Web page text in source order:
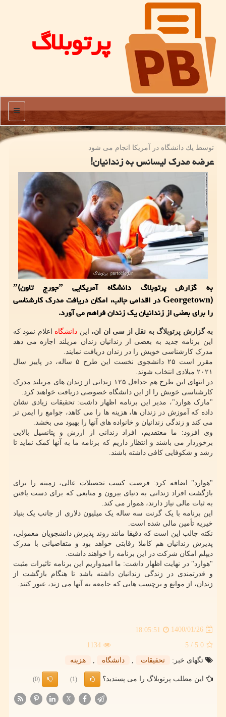
پرتوبلاگ
منو
توسط یك دانشگاه در آمریكا انجام می شود
عرضه مدرك لیسانس به زندانیان!
به گزارش پرتوبلاگ دانشگاه آمریکایی ˮجورج تاونˮ(
Georgetown) در اقدامی جالب، امکان دریافت مدرک کارشناسی
را برای بعضی از زندانیان یک زندان فراهم می آورد.
به گزارش پرتوبلاگ به نقل از سی ان ان، این دانشگاه اعلام نمود که
این برنامه جدید به بعضی از زندانیان زندان مریلند اجازه می دهد
مدرک کارشناسی خویش را در زندان دریافت نمایند.
مقرر است ۲۵ دانشجوی نخست این طرح ۵ ساله، در پاییز سال
۲۰۲۱ میلادی انتخاب شوند.
در انتهای این طرح هم حداقل ۱۲۵ زندانی از زندان های مریلند مدرک
کارشناسی خویش را از این دانشگاه خصوصی دریافت خواهند کرد.
"مارک هوارد"، مدیر این برنامه اظهار داشت: تحقیقات زیادی نشان
داده که آموزش در زندان ها، هزینه ها را می کاهد، جوامع را ایمن تر
می کند و زندگی زندانیان و خانواده های آنها را بهبود می بخشد.
وی افزود: ما معتقدیم، افراد زندانی از ارزش و پتانسیل بالایی
برخوردار می باشند و انتظار داریم که برنامه ما به آنها کمک نماید تا
رشد و شکوفایی کافی داشته باشند.
"هوارد" اضافه کرد: فرصت کسب تحصیلات عالی، زمینه را برای
بازگشت افراد زندانی به دنیای بیرون و منابعی که برای دست یافتن
به ثبات مالی نیاز دارند، هموار می کند.
این برنامه با یک گرنت سه ساله یک میلیون دلاری از جانب یک بنیاد
خیریه تأمین مالی شده است.
نکته جالب این است که دقیقا مانند روند پذیرش دانشجویان معمولی،
پذیرش زندانیان هم کاملا رقابتی خواهد بود و متقاضیانی با مدرک
دیپلم امکان شرکت در این برنامه را خواهند داشت.
"هوارد" در نهایت اظهار داشت: ما امیدواریم این برنامه تاثیرات مثبت
و قدرتمندی در زندگی زندانیان داشته باشد تا هنگام بازگشت از
زندان، از موانع و برچسب هایی که جامعه به آنها می زند، عبور کنند.
1400/01/26
18:05:51
5.0
/ 5
1134
تگهای خبر:
تحقیقات دانشگاه هزینه
این مطلب پرتوبلاگ را می پسندید؟ (1)
(0)
X